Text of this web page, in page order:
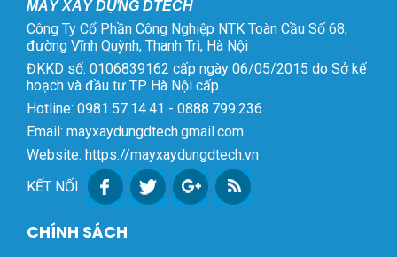
MÁY XÂY DỰNG DTECH
Công Ty Cổ Phần Công Nghiệp NTK Toàn Cầu Số 68,
đường Vĩnh Quỳnh, Thanh Trì, Hà Nội
ĐKKD số: 0106839162 cấp ngày 06/05/2015 do Sở kế
hoạch và đầu tư TP Hà Nội cấp.
Hotline: 0981.57.14.41 - 0888.799.236
Email: mayxaydungdtech.gmail.com
Website: https://mayxaydungdtech.vn
KẾT NỐI
CHÍNH SÁCH